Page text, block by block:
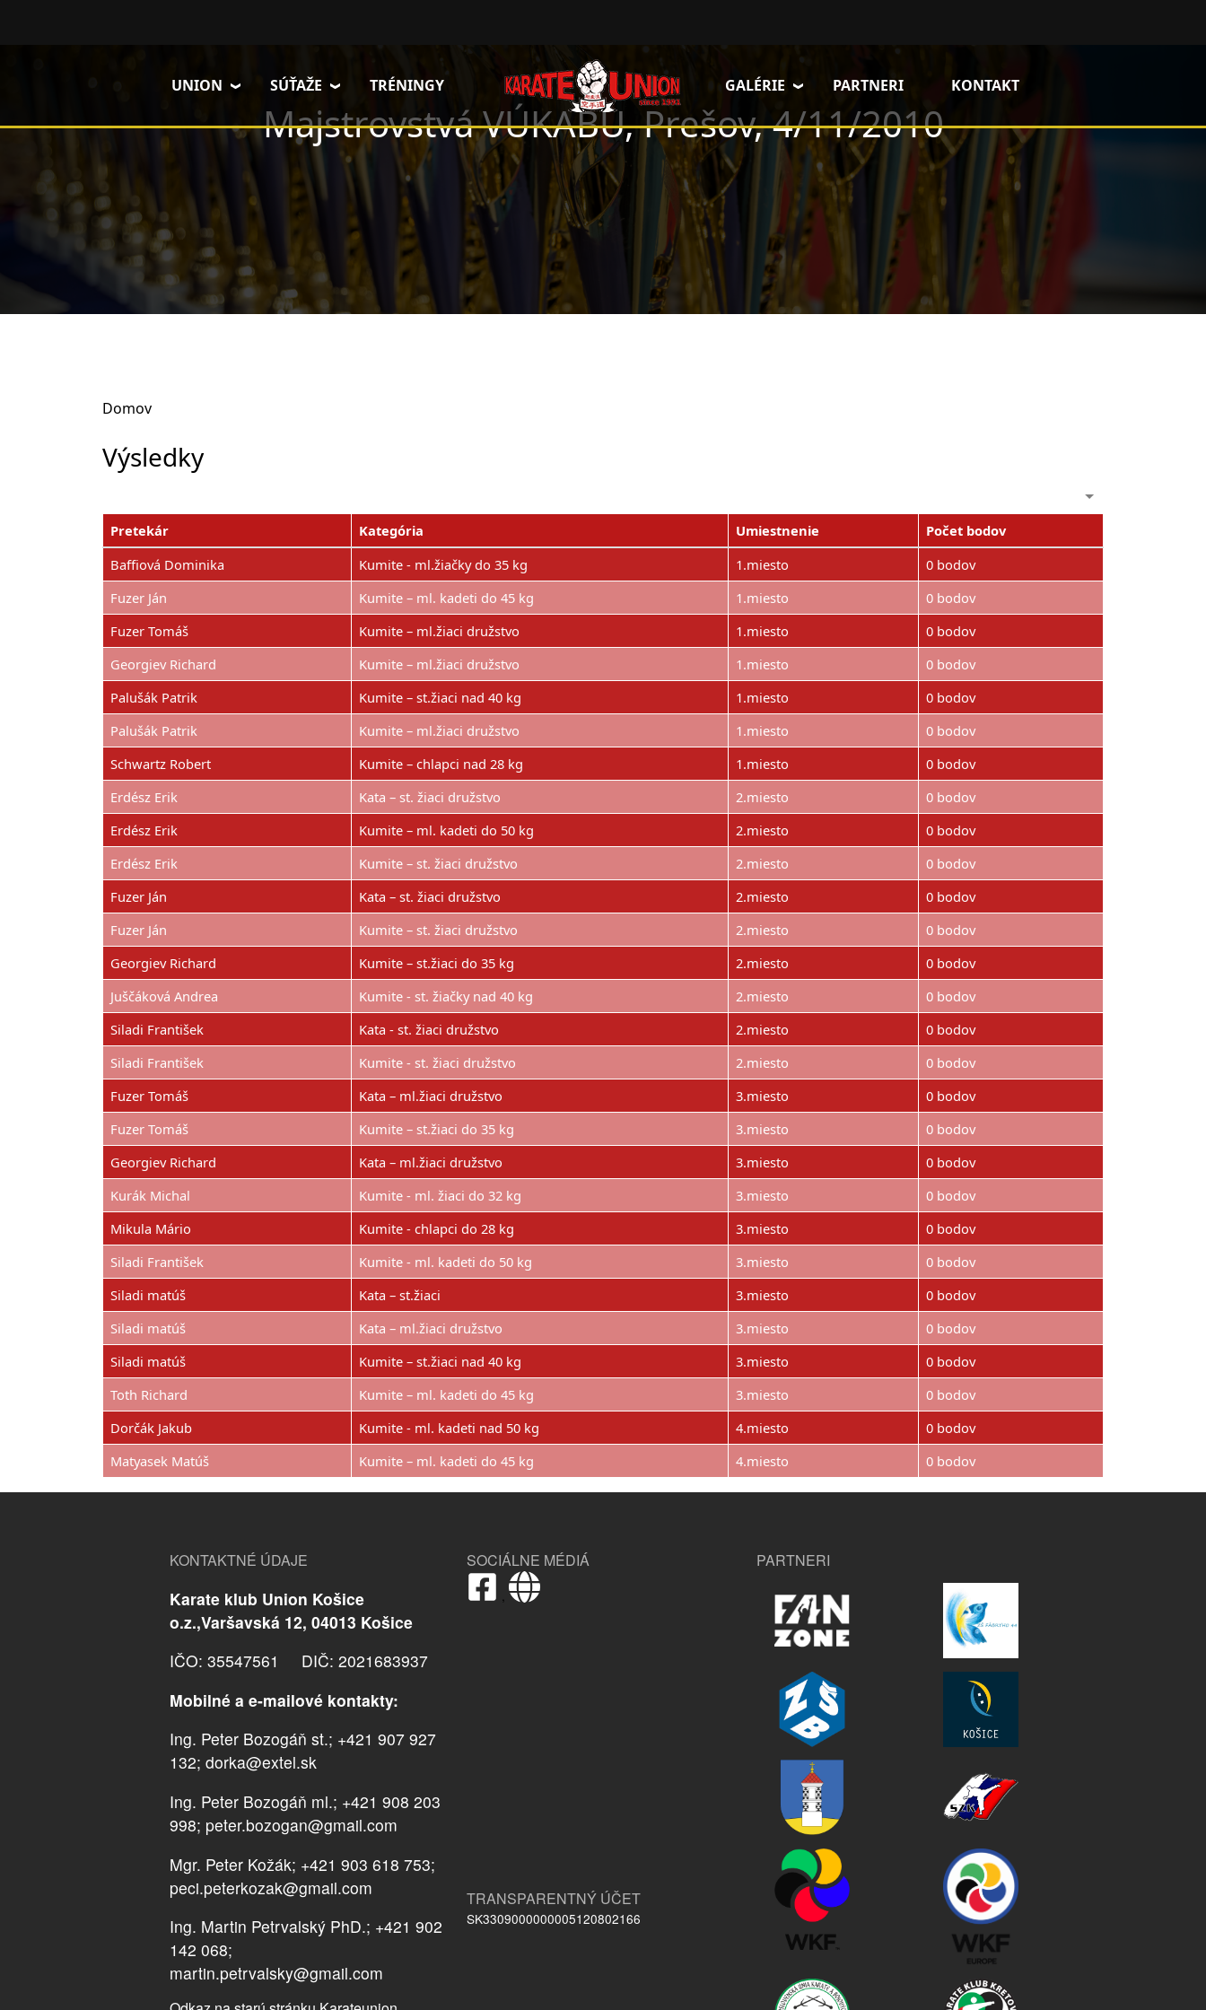
UNION SÚŤAŽE TRÉNINGY GALÉRIE PARTNERI KONTAKT
Majstrovstvá VÚKABU, Prešov, 4/11/2010
Domov
Výsledky
Pretekár Kategória Umiestnenie
Počet bodov
Baffiová Dominika
Kumite - ml.žiačky do 35 kg 1.miesto
0 bodov
Fuzer Ján
Kumite – ml. kadeti do 45 kg 1.miesto
0 bodov
Fuzer Tomáš
Kumite – ml.žiaci družstvo 1.miesto
0 bodov
Georgiev Richard
Kumite – ml.žiaci družstvo 1.miesto
0 bodov
Palušák Patrik
Kumite – st.žiaci nad 40 kg 1.miesto
0 bodov
Palušák Patrik
Kumite – ml.žiaci družstvo 1.miesto
0 bodov
Schwartz Robert
Kumite – chlapci nad 28 kg 1.miesto
0 bodov
Erdész Erik
Kata – st. žiaci družstvo 2.miesto
0 bodov
Erdész Erik
Kumite – ml. kadeti do 50 kg 2.miesto
0 bodov
Erdész Erik
Kumite – st. žiaci družstvo 2.miesto
0 bodov
Fuzer Ján
Kata – st. žiaci družstvo 2.miesto
0 bodov
Fuzer Ján
Kumite – st. žiaci družstvo 2.miesto
0 bodov
Georgiev Richard
Kumite – st.žiaci do 35 kg 2.miesto
0 bodov
Juščáková Andrea
Kumite - st. žiačky nad 40 kg 2.miesto
0 bodov
Siladi František
Kata - st. žiaci družstvo 2.miesto
0 bodov
Siladi František
Kumite - st. žiaci družstvo 2.miesto
0 bodov
Fuzer Tomáš
Kata – ml.žiaci družstvo 3.miesto
0 bodov
Fuzer Tomáš
Kumite – st.žiaci do 35 kg 3.miesto
0 bodov
Georgiev Richard
Kata – ml.žiaci družstvo 3.miesto
0 bodov
Kurák Michal
Kumite - ml. žiaci do 32 kg 3.miesto
0 bodov
Mikula Mário
Kumite - chlapci do 28 kg 3.miesto
0 bodov
Siladi František
Kumite - ml. kadeti do 50 kg 3.miesto
0 bodov
Siladi matúš
Kata – st.žiaci 3.miesto
0 bodov
Siladi matúš
Kata – ml.žiaci družstvo 3.miesto
0 bodov
Siladi matúš
Kumite – st.žiaci nad 40 kg 3.miesto
0 bodov
Toth Richard
Kumite – ml. kadeti do 45 kg 3.miesto
0 bodov
Dorčák Jakub
Kumite - ml. kadeti nad 50 kg 4.miesto
0 bodov
Matyasek Matúš
Kumite – ml. kadeti do 45 kg 4.miesto 0 bodov
KONTAKTNÉ ÚDAJE
Karate klub Union Košice
o.z.,Varšavská 12, 04013 Košice
IČO: 35547561 DIČ: 2021683937
Mobilné a e-mailové kontakty:
Ing. Peter Bozogáň st.; +421 907 927
132; dorka@extel.sk
Ing. Peter Bozogáň ml.; +421 908 203
998; peter.bozogan@gmail.com
Mgr. Peter Kožák; +421 903 618 753;
peci.peterkozak@gmail.com
Ing. Martin Petrvalský PhD.; +421 902
142 068;
martin.petrvalsky@gmail.com
SOCIÁLNE MÉDIÁ
,
TRANSPARENTNÝ ÚČET
SK3309000000005120802166
PARTNERI